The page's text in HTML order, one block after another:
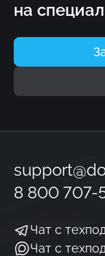
на
8 800 707-
Чат с
Чат с